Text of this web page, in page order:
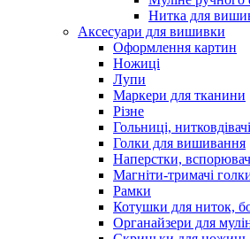
Нитка для
Аксесуари для вишивки
Оформлення картин
Ножиці
Лупи
Маркери для тканини
Різне
Гольниці, нитковдівачі
Голки для вишивання
Наперстки,
Магніти-тримачі
Рамки
Котушки для ниток,
Органайзери для